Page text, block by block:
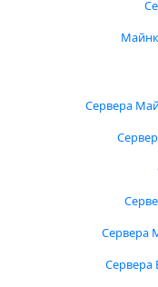
Сервера
Сервера
Сервера